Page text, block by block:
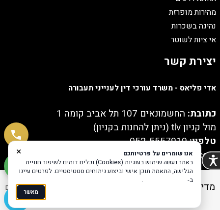
מהירות מופרזת
נהיגה בשכרות
אי ציות לשוטר
יצירת קשר
אדי פליאס - משרד עורכי דין לענייני תעבורה
כתובת: החשמונאים 107 תל אביב קומה 1
מול קניון tlv (ניתן להחנות בקניון)
טלפון:052-5557919
Email:ediplyas@gmail.com
מדיניות פרטיות Coi בניית אתרים
×
אנו שומרים על פרטיותכם
באתר נעשה שימוש בעוגיות (Cookies) וכלים דומים לשיפור חוויית
הגלישה, התאמת תוכן אישי וביצוע ניתוחים סטטיסטיים. לפרטים עיינו
ב-
.
מאשר